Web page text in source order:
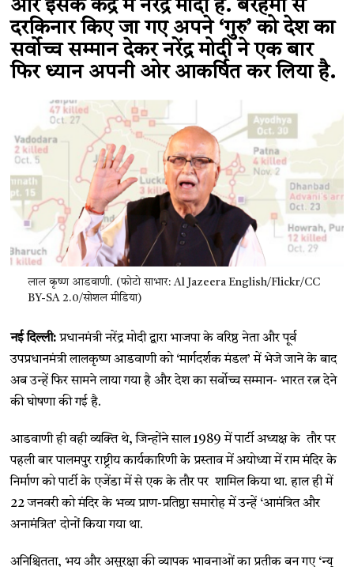
और इसके केंद्र में नरेंद्र मोदी हैं. बेरहमी से
दरकिनार किए जा गए अपने ‘गुरु’ को देश का
सर्वोच्च सम्मान देकर नरेंद्र मोदी ने एक बार
फिर ध्यान अपनी ओर आकर्षित कर लिया है.
लाल कृष्ण आडवाणी. (फोटो साभार: Al Jazeera English/Flickr/CC
BY-SA 2.0/सोशल मीडिया)
नई दिल्ली: प्रधानमंत्री नरेंद्र मोदी द्वारा भाजपा के वरिष्ठ नेता और पूर्व
उपप्रधानमंत्री लालकृष्ण आडवाणी को ‘मार्गदर्शक मंडल’ में भेजे जाने के बाद
अब उन्हें फिर सामने लाया गया है और देश का सर्वोच्च सम्मान- भारत रत्न देने
की घोषणा की गई है.
आडवाणी ही वही व्यक्ति थे, जिन्होंने साल 1989 में पार्टी अध्यक्ष के तौर पर
पहली बार पालमपुर राष्ट्रीय कार्यकारिणी के प्रस्ताव में अयोध्या में राम मंदिर के
निर्माण को पार्टी के एजेंडा में से एक के तौर पर शामिल किया था. हाल ही में
22 जनवरी को मंदिर के भव्य प्राण-प्रतिष्ठा समारोह में उन्हें ‘आमंत्रित और
अनामंत्रित’ दोनों किया गया था.
अनिश्चितता, भय और असुरक्षा की व्यापक भावनाओं का प्रतीक बन गए ‘न्यू